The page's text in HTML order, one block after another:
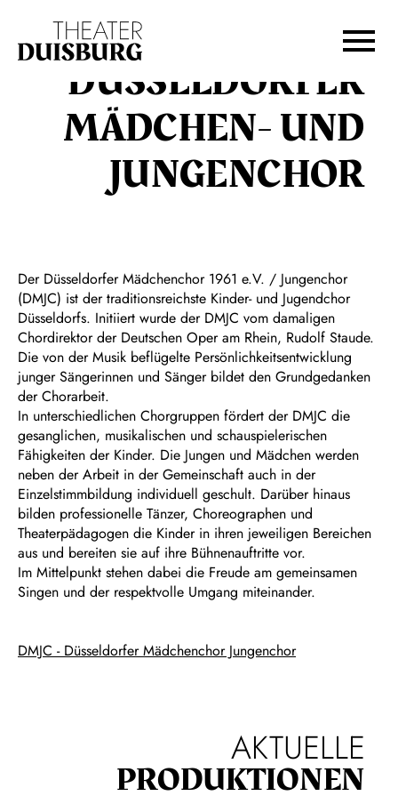
Zur Hauptnavigation springen
Zum Footer springen
DÜSSELDORFER
MÄDCHEN- UND
JUNGENCHOR
Der Düsseldorfer Mädchenchor 1961 e.V. / Jungenchor
(DMJC) ist der traditionsreichste Kinder- und Jugendchor
Düsseldorfs. Initiiert wurde der DMJC vom damaligen
Chordirektor der Deutschen Oper am Rhein, Rudolf Staude.
Die von der Musik beflügelte Persönlichkeitsentwicklung
junger Sängerinnen und Sänger bildet den Grundgedanken
der Chorarbeit.
In unterschiedlichen Chorgruppen fördert der DMJC die
gesanglichen, musikalischen und schauspielerischen
Fähigkeiten der Kinder. Die Jungen und Mädchen werden
neben der Arbeit in der Gemeinschaft auch in der
Einzelstimmbildung individuell geschult. Darüber hinaus
bilden professionelle Tänzer, Choreographen und
Theaterpädagogen die Kinder in ihren jeweiligen Bereichen
aus und bereiten sie auf ihre Bühnenauftritte vor.
Im Mittelpunkt stehen dabei die Freude am gemeinsamen
Singen und der respektvolle Umgang miteinander.
DMJC - Düsseldorfer Mädchenchor Jungenchor
AKTUELLE
PRODUKTIONEN